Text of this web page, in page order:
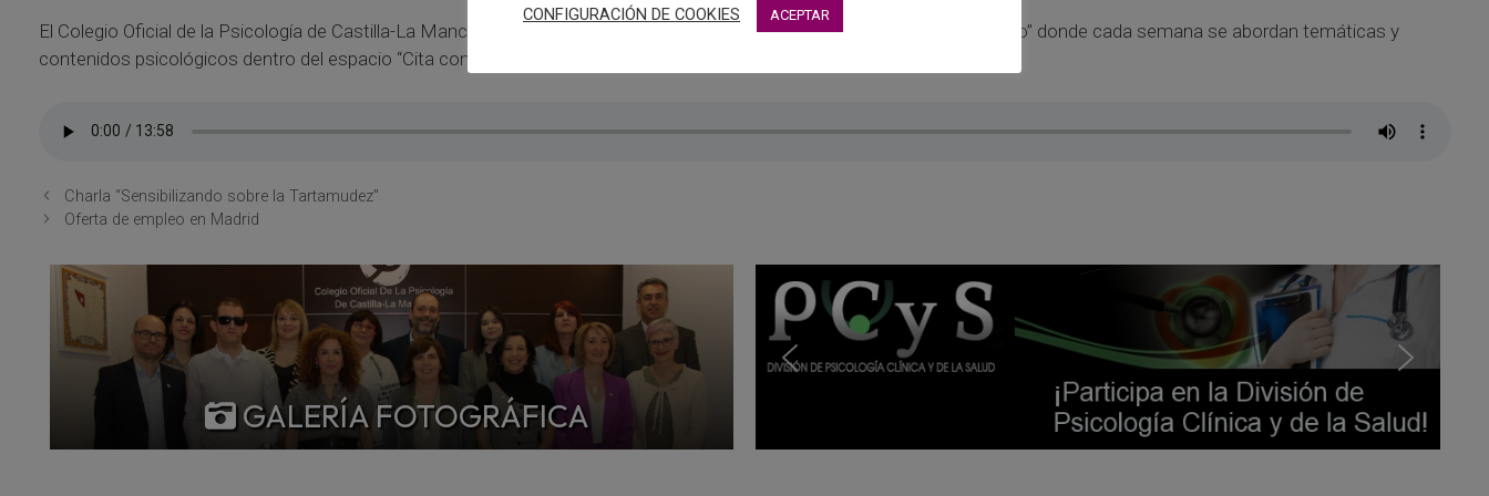
El Colegio Oficial de la Psicología de Castilla-La Mancha colabora con Radio Chinchilla en el magazine “Quiero estar contigo” donde cada semana se abordan temáticas y
contenidos psicológicos dentro del espacio “Cita con la Psicología”.
Charla “Sensibilizando sobre la Tartamudez”
Oferta de empleo en Madrid
GALERÍA FOTOGRÁFICA
CONFIGURACIÓN DE COOKIES ACEPTAR